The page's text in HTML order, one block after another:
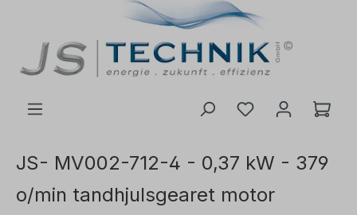
JS- MV002-712-4 - 0,37 kW - 379
o/min tandhjulsgearet motor